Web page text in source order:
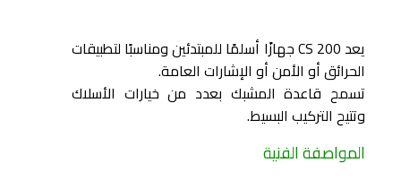
يعد CS 200 جهازًا أسلمًا للمبتدئين ومناسبًا لتطبيقات
الحرائق أو الأمن أو الإشارات العامة.
تسمح قاعدة المشبك بعدد من خيارات الأسلاك
وتتيح التركيب البسيط.
المواصفة الفنية